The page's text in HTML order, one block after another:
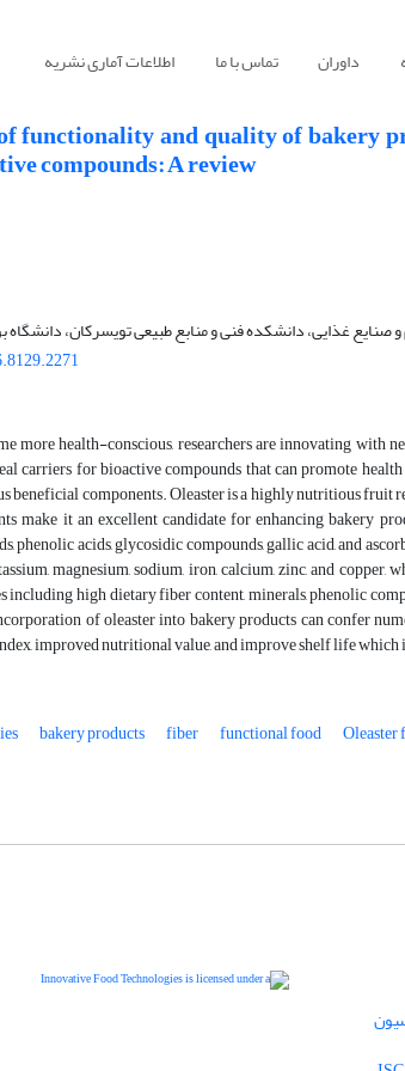
داوران تماس با ما اطلاعات آماری نشریه
functionality and quality of bakery
compounds: A review
صنایع غذایی، دانشکده فنی و منابع طبیعی تویسرکان، دانشگاه
more health-conscious, researchers are innovating
carriers for bioactive compounds that can promote
beneficial components. Oleaster is a highly nutritious
make it an excellent candidate for enhancing bakery
phenolic acids, glycosidic compounds, gallic acid, and
magnesium, sodium, iron, calcium, zinc, and
high dietary fiber content, minerals, phenolic
of oleaster into bakery products can confer
improved nutritional value, and improve shelf life
bakery products fiber functional food
۱۴۰۴ از کمیسیون